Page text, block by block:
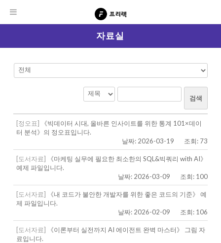
자료실
검색
[정오표]
《빅데이터 시대, 올바른 인사이트를 위한 통계 101×데이
터 분석》의 정오표입니다.
날짜: 2026-03-19
조회: 73
[도서자료]
《마케팅 실무에 필요한 최소한의 SQL&빅쿼리 with AI》
예제 파일입니다.
날짜: 2026-03-09
조회: 100
[도서자료]
《내 코드가 불안한 개발자를 위한 좋은 코드의 기준》 예
제 파일입니다.
날짜: 2026-02-09
조회: 106
[도서자료]
《이론부터 실전까지 AI 에이전트 완벽 마스터》 그림 자
료입니다.